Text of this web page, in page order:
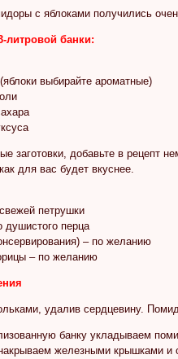
с яблоками получились
литровой банки:
выбирайте ароматные)
заготовки, добавьте в рецепт
для вас будет вкуснее.
петрушки
душистого перца
– по желанию
– по желанию
удалив сердцевину.
банку укладываем
железными крышками